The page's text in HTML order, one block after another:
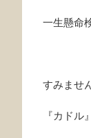
一生懸命
すみませ
『カドル